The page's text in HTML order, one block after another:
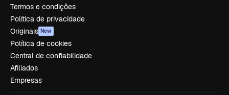
Termos e condições
Política de privacidade
Originais New
Política de cookies
Central de confiabilidade
Afiliados
Empresas